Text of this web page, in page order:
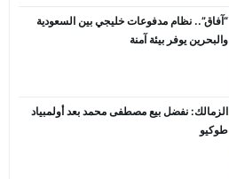
“آفاق”.. نظام مدفوعات خليجي بين السعودية
والبحرين يوفر بيئة آمنة
الزمالك: نفضل بيع مصطفى محمد بعد أولمبياد
طوكيو